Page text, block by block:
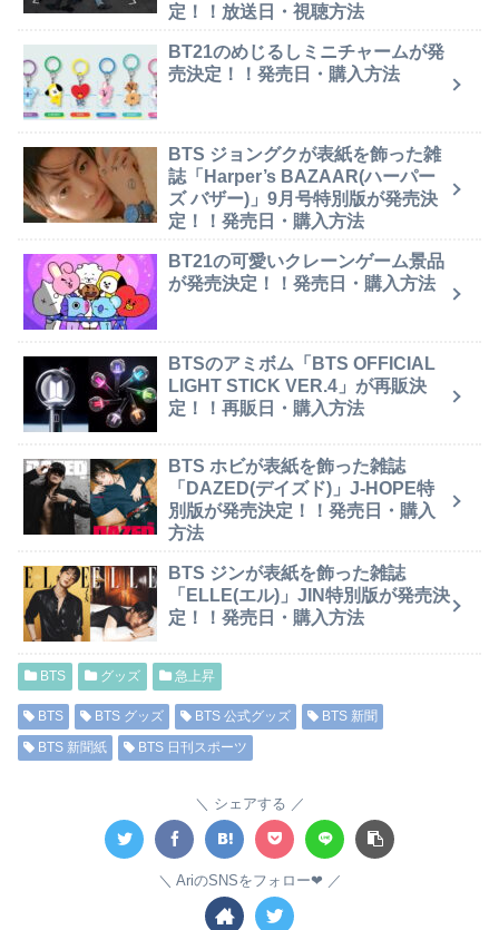
定！！放送日・視聴方法
BT21のめじるしミニチャームが発
売決定！！発売日・購入方法
BTS ジョングクが表紙を飾った雑
誌「Harper’s BAZAAR(ハーパー
ズ バザー)」9月号特別版が発売決
定！！発売日・購入方法
BT21の可愛いクレーンゲーム景品
が発売決定！！発売日・購入方法
BTSのアミボム「BTS OFFICIAL
LIGHT STICK VER.4」が再販決
定！！再販日・購入方法
BTS ホビが表紙を飾った雑誌
「DAZED(デイズド)」J-HOPE特
別版が発売決定！！発売日・購入
方法
BTS ジンが表紙を飾った雑誌
「ELLE(エル)」JIN特別版が発売決
定！！発売日・購入方法
BTS グッズ 急上昇
BTS BTS グッズ BTS 公式グッズ
BTS 新聞
BTS 新聞紙
BTS 日刊スポーツ
シェアする
AriのSNSをフォロー❤︎